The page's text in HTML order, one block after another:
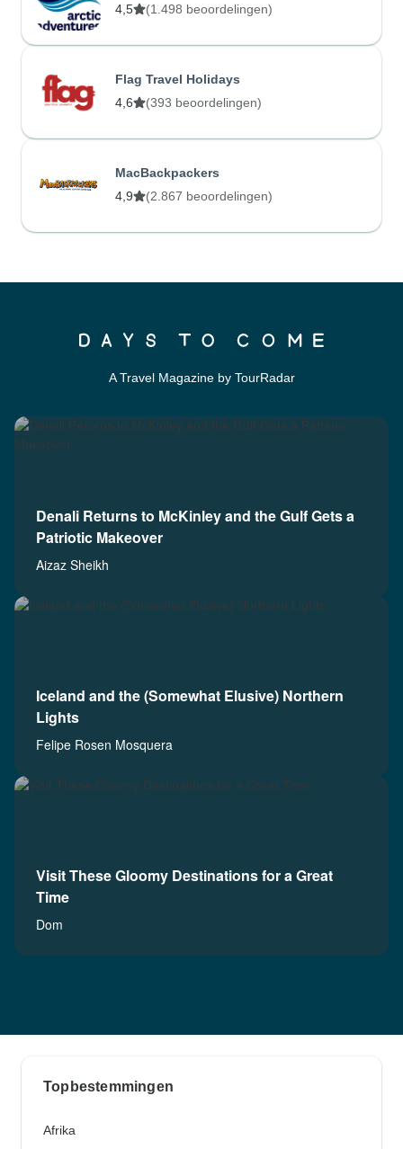
4,5
(1.498 beoordelingen)
Flag Travel Holidays
4,6
(393 beoordelingen)
MacBackpackers
4,9
(2.867 beoordelingen)
A Travel Magazine by TourRadar
Denali Returns to McKinley and the Gulf Gets a
Patriotic Makeover
Aizaz Sheikh
Iceland and the (Somewhat Elusive) Northern
Lights
Felipe Rosen Mosquera
Visit These Gloomy Destinations for a Great
Time
Dom
Topbestemmingen
Afrika